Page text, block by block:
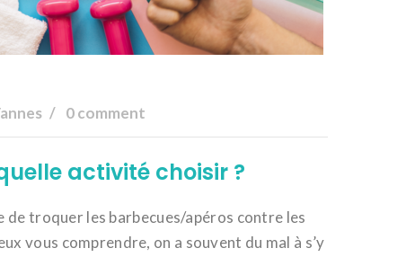
0 comment
activité choisir ?
de troquer les barbecues/apéros contre les
vous comprendre, on a souvent du mal à s’y